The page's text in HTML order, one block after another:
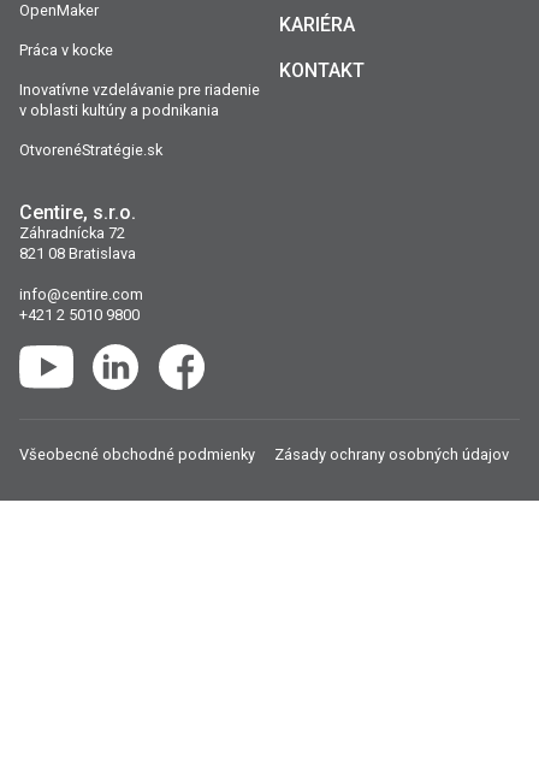
OpenMaker
Práca v kocke
Inovatívne vzdelávanie pre riadenie
v oblasti kultúry a podnikania
OtvorenéStratégie.sk
KARIÉRA
KONTAKT
Centire, s.r.o.
Záhradnícka 72
821 08 Bratislava
info@centire.com
+421 2 5010 9800
YouTube LinkedIn Facebook
Všeobecné obchodné podmienky Zásady ochrany osobných údajov